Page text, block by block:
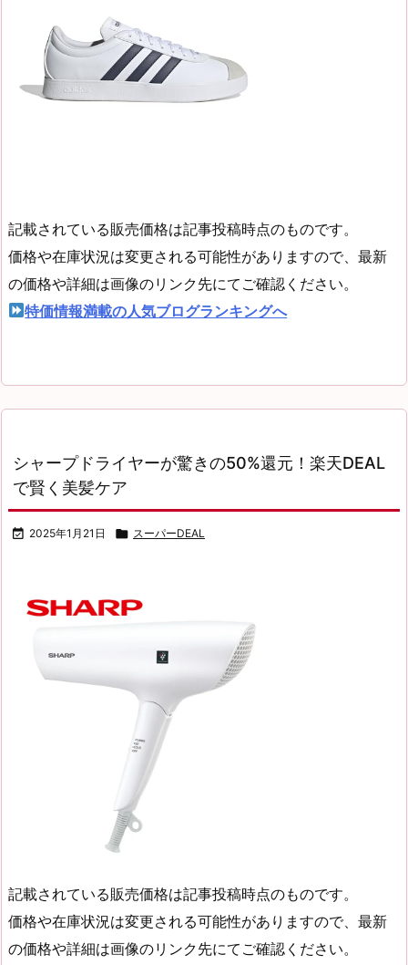
記載されている販売価格は記事投稿時点のものです。
価格や在庫状況は変更される可能性がありますので、最新
の価格や詳細は画像のリンク先にてご確認ください。
特価情報満載の人気ブログランキングへ
シャープドライヤーが驚きの50%還元！楽天DEAL
で賢く美髪ケア
 2025年1月21日  スーパーDEAL
記載されている販売価格は記事投稿時点のものです。
価格や在庫状況は変更される可能性がありますので、最新
の価格や詳細は画像のリンク先にてご確認ください。